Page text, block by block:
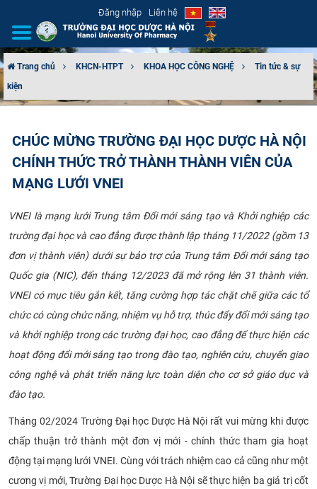
Đăng nhập Liên hệ
GIỚI THIỆU
TUYỂN SINH
ĐẢM BẢO CHẤT LƯỢNG
KHOA HỌC CÔNG NGHỆ
HTQT
CỰU NGƯỜI HỌC
Trang chủ KHCN-HTPT KHOA HỌC CÔNG NGHỆ
Tin tức & sự
kiện
CHÚC MỪNG TRƯỜNG ĐẠI HỌC DƯỢC HÀ NỘI
CHÍNH THỨC TRỞ THÀNH THÀNH VIÊN CỦA
MẠNG LƯỚI VNEI
VNEI là mạng lưới Trung tâm Đổi mới sáng tạo và Khởi nghiệp các
trường đại học và cao đẳng được thành lập tháng 11/2022 (gồm 13
đơn vị thành viên) dưới sự bảo trợ của Trung tâm Đổi mới sáng tạo
Quốc gia (NIC), đến tháng 12/2023 đã mở rộng lên 31 thành viên.
VNEI có mục tiêu gắn kết, tăng cường hợp tác chặt chẽ giữa các tổ
chức có cùng chức năng, nhiệm vụ hỗ trợ, thúc đẩy đổi mới sáng tạo
và khởi nghiệp trong các trường đại học, cao đẳng để thực hiện các
hoạt động đổi mới sáng tạo trong đào tạo, nghiên cứu, chuyển giao
công nghệ và phát triển năng lực toàn diện cho cơ sở giáo dục và
đào tạo.
Tháng 02/2024 Trường Đại học Dược Hà Nội rất vui mừng khi được
chấp thuận trở thành một đơn vị mới - chính thức tham gia hoạt
động tại mạng lưới VNEI. Cùng với trách nhiệm cao cả cũng như một
cương vị mới, Trường Đại học Dược Hà Nội sẽ thực hiện ba giá trị cốt